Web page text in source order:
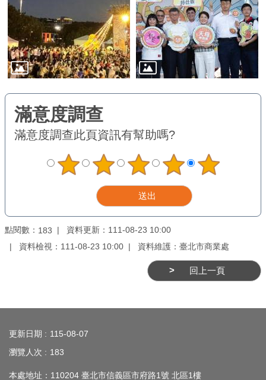
司
及
商
業
登
務
商
商
業
發
導
商
圈
滿意度調查此頁資訊有幫助嗎?
點閱數： 183
資料更新：111-08-23 10:00
資料檢視：111-08-23 10:00
資料維護：臺北市商業處
回上一頁
更新日期
115-08-07
瀏覽人次
183
本處地址：110204 臺北市信義區市府路1號 北區1樓